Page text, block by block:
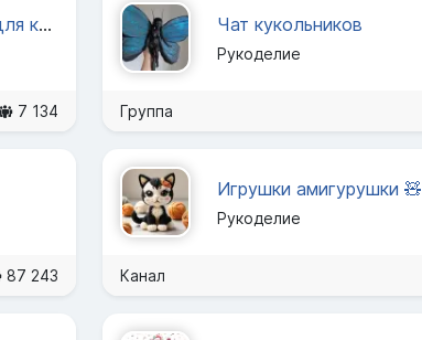
Блокноты, папки / выкройки для кожи PDF
7 134
Чат кукольников
Рукоделие
Группа
87 243
Игрушки амигурушки 🧸
Рукоделие
Канал